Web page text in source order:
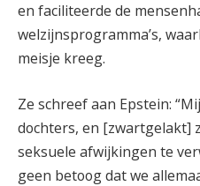
en faciliteerde de
welzijnsprogramma’s,
meisje kreeg.
Ze schreef aan Epstein:
dochters, en [zwartgelakt]
seksuele afwijkingen te
geen betoog dat we